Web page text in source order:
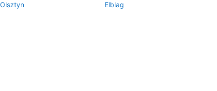
Olsztyn Elblag